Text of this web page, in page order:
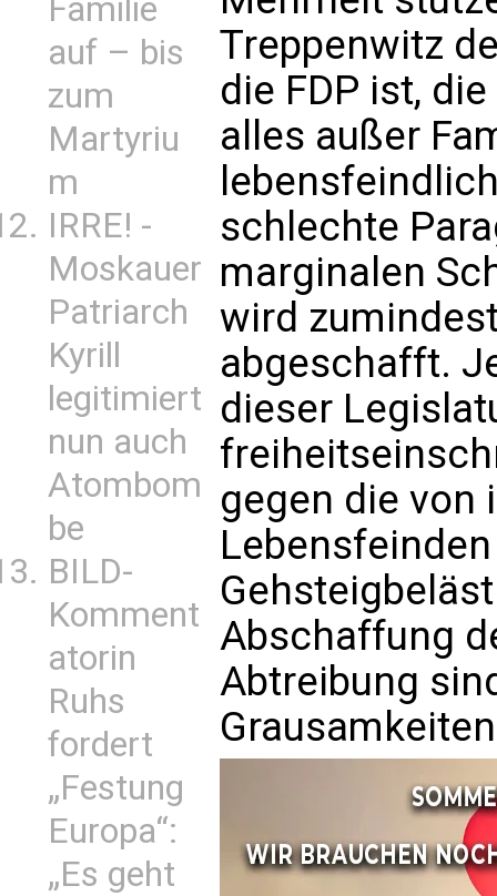
Familie
auf – bis
zum
Martyriu
m
IRRE! -
Moskauer
Patriarch
Kyrill
legitimiert
nun auch
Atombom
be
BILD-
Komment
atorin
Ruhs
fordert
„Festung
Europa“:
„Es geht
Treppenwitz
die FDP ist,
alles außer
schlechte
marginalen
wird
abgeschafft.
dieser
gegen die von
Abschaffung
Abtreibung